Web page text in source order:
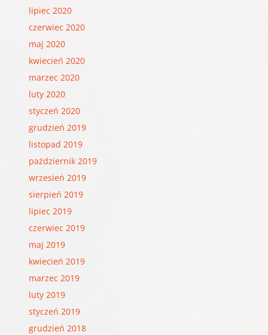
lipiec 2020
czerwiec 2020
maj 2020
kwiecień 2020
marzec 2020
luty 2020
styczeń 2020
grudzień 2019
listopad 2019
październik 2019
wrzesień 2019
sierpień 2019
lipiec 2019
czerwiec 2019
maj 2019
kwiecień 2019
marzec 2019
luty 2019
styczeń 2019
grudzień 2018